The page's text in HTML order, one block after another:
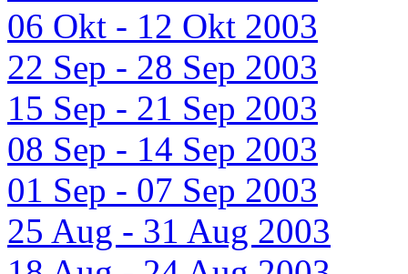
06 Okt - 12 Okt 2003
22 Sep - 28 Sep 2003
15 Sep - 21 Sep 2003
08 Sep - 14 Sep 2003
01 Sep - 07 Sep 2003
25 Aug - 31 Aug 2003